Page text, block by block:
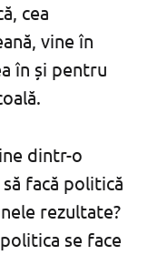
cea
vine în
în și pentru
dintr-o
facă politică
rezultate?
se face